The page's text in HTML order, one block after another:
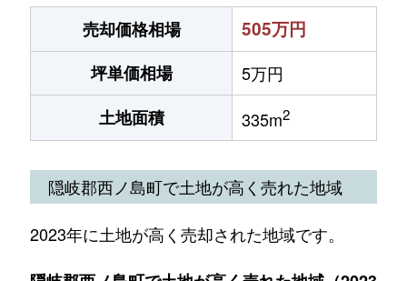
売却価格相場
505万円
坪単価相場
5万円
土地面積
335m2
隠岐郡西ノ島町で土地が高く売れた地域
2023年に土地が高く売却された地域です。